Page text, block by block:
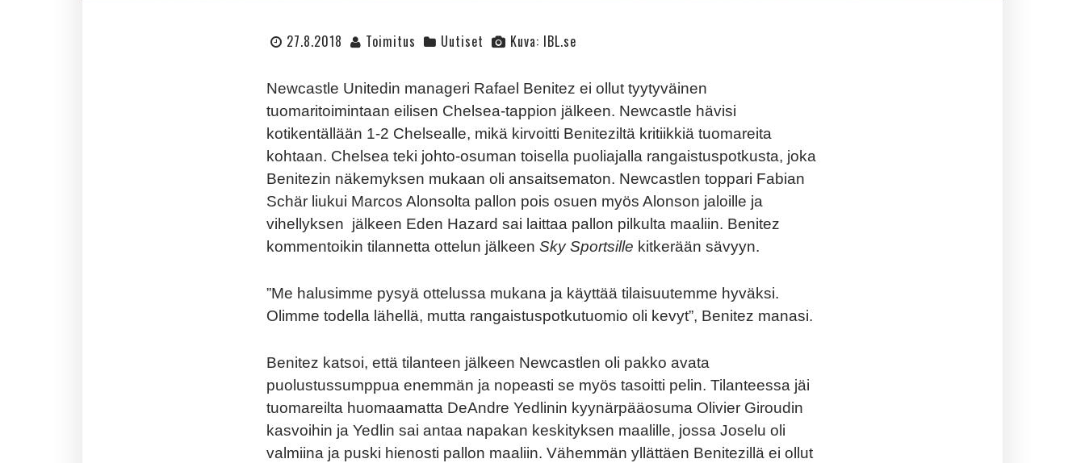
27.8.2018 Toimitus Uutiset Kuva: IBL.se
Newcastle Unitedin manageri Rafael Benitez ei ollut tyytyväinen
tuomaritoimintaan eilisen Chelsea-tappion jälkeen. Newcastle hävisi
kotikentällään 1-2 Chelsealle, mikä kirvoitti Beniteziltä kritiikkiä tuomareita
kohtaan. Chelsea teki johto-osuman toisella puoliajalla rangaistuspotkusta, joka
Benitezin näkemyksen mukaan oli ansaitsematon. Newcastlen toppari Fabian
Schär liukui Marcos Alonsolta pallon pois osuen myös Alonson jaloille ja
vihellyksen jälkeen Eden Hazard sai laittaa pallon pilkulta maaliin. Benitez
kommentoikin tilannetta ottelun jälkeen Sky Sportsille kitkerään sävyyn.
”Me halusimme pysyä ottelussa mukana ja käyttää tilaisuutemme hyväksi.
Olimme todella lähellä, mutta rangaistuspotkutuomio oli kevyt”, Benitez manasi.
Benitez katsoi, että tilanteen jälkeen Newcastlen oli pakko avata
puolustussumppua enemmän ja nopeasti se myös tasoitti pelin. Tilanteessa jäi
tuomareilta huomaamatta DeAndre Yedlinin kyynärpääosuma Olivier Giroudin
kasvoihin ja Yedlin sai antaa napakan keskityksen maalille, jossa Joselu oli
valmiina ja puski hienosti pallon maaliin. Vähemmän yllättäen Benitezillä ei ollut